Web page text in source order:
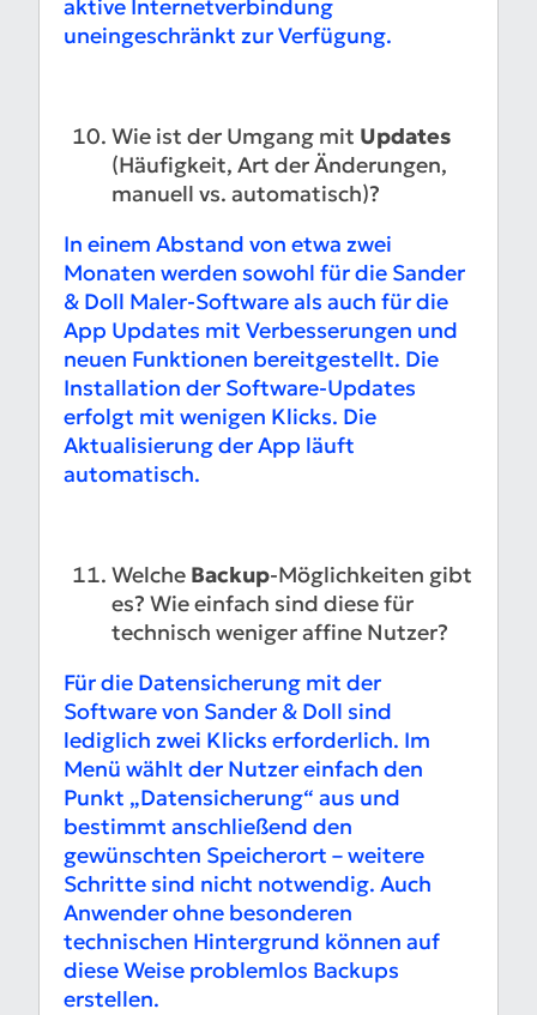
aktive Internetverbindung
uneingeschränkt zur Verfügung.
Wie ist der Umgang mit Updates
(Häufigkeit, Art der Änderungen,
manuell vs. automatisch)?
In einem Abstand von etwa zwei
Monaten werden sowohl für die Sander
& Doll Maler-Software als auch für die
App Updates mit Verbesserungen und
neuen Funktionen bereitgestellt. Die
Installation der Software-Updates
erfolgt mit wenigen Klicks. Die
Aktualisierung der App läuft
automatisch.
Welche Backup-Möglichkeiten gibt
es? Wie einfach sind diese für
technisch weniger affine Nutzer?
Für die Datensicherung mit der
Software von Sander & Doll sind
lediglich zwei Klicks erforderlich. Im
Menü wählt der Nutzer einfach den
Punkt „Datensicherung“ aus und
bestimmt anschließend den
gewünschten Speicherort – weitere
Schritte sind nicht notwendig. Auch
Anwender ohne besonderen
technischen Hintergrund können auf
diese Weise problemlos Backups
erstellen.